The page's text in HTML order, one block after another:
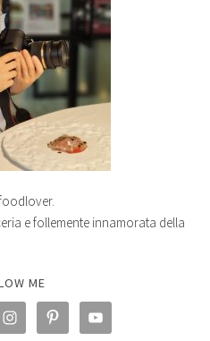
e follemente innamorata della
ME